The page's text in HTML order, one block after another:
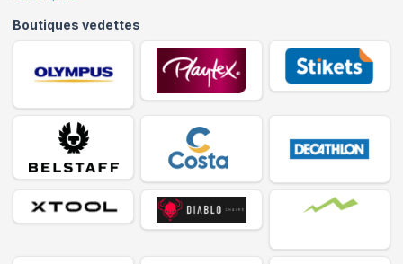
Boutiques vedettes